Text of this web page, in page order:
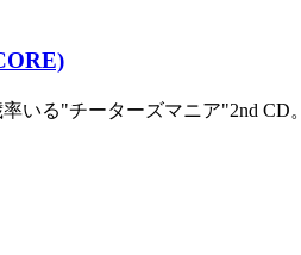
いる"チーターズマニア"2nd CD。